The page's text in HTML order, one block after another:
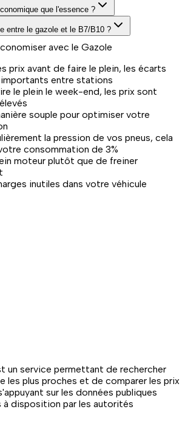
que l'essence ?
entre le gazole et le B7/B10 ?
avec le Gazole
prix avant de faire le plein, les écarts
entre stations
le plein le week-end, les prix sont
souple pour optimiser votre
la pression de vos pneus, cela
consommation de 3%
moteur plutôt que de freiner
inutiles dans votre véhicule
un service permettant de rechercher
les plus proches et de comparer les prix
sur les données publiques
à disposition par les autorités